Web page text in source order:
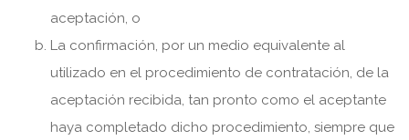
aceptación, o
La confirmación, por un medio equivalente al
utilizado en el procedimiento de contratación, de la
aceptación recibida, tan pronto como el aceptante
haya completado dicho procedimiento, siempre que